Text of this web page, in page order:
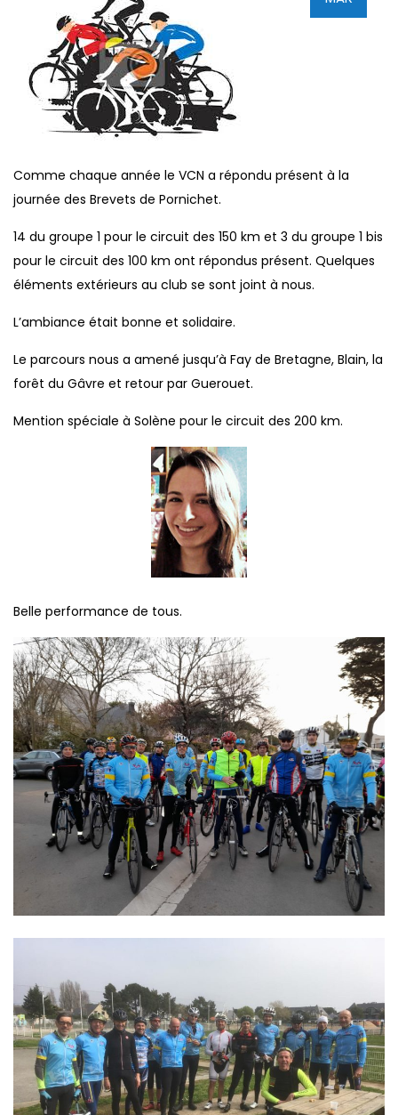
Comme chaque année le VCN a répondu présent à la
journée des Brevets de Pornichet.
14 du groupe 1 pour le circuit des 150 km et 3 du groupe 1 bis
pour le circuit des 100 km ont répondus présent. Quelques
éléments extérieurs au club se sont joint à nous.
L’ambiance était bonne et solidaire.
Le parcours nous a amené jusqu’à Fay de Bretagne, Blain, la
forêt du Gâvre et retour par Guerouet.
Mention spéciale à Solène pour le circuit des 200 km.
Belle performance de tous.